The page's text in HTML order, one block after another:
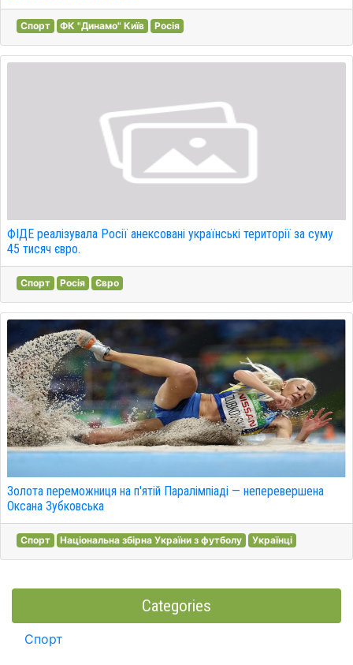
Спорт ФК "Динамо" Київ Росія
ФІДЕ реалізувала Росії анексовані українські території за суму
45 тисяч євро.
Спорт Росія Євро
Золота переможниця на п'ятій Паралімпіаді — неперевершена
Оксана Зубковська
Спорт Національна збірна України з футболу Українці
Categories
Спорт